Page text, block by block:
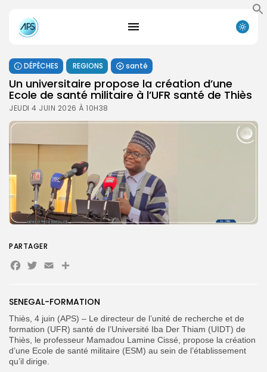
Search
for:
Search
Button
FR
DÉPÊCHES REGIONS santé
Un universitaire propose la création d’une
Ecole de santé militaire à l’UFR santé de Thiès
JEUDI 4 JUIN 2026 À 10H38
SENEGAL-FORMATION
Thiès, 4 juin (APS) – Le directeur de l’unité de recherche et de
formation (UFR) santé de l’Université Iba Der Thiam (UIDT) de
Thiès, le professeur Mamadou Lamine Cissé, propose la création
d’une Ecole de santé militaire (ESM) au sein de l’établissement
qu’il dirige.
PARTAGER
Facebook
Twitter
EmailPartager